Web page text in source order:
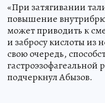
«При затягивании
повышение
может приводить к
и забросу кислоты из
свою очередь,
подчеркнул Абызов.